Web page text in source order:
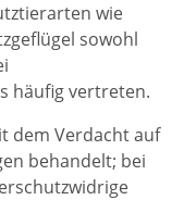
wie
sowohl
häufig vertreten.
dem Verdacht auf
behandelt; bei